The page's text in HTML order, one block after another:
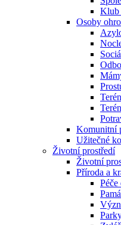
Klub
Osoby
Komunitní
Užitečné
Životní prostředí
Životní
Příroda a
Péče